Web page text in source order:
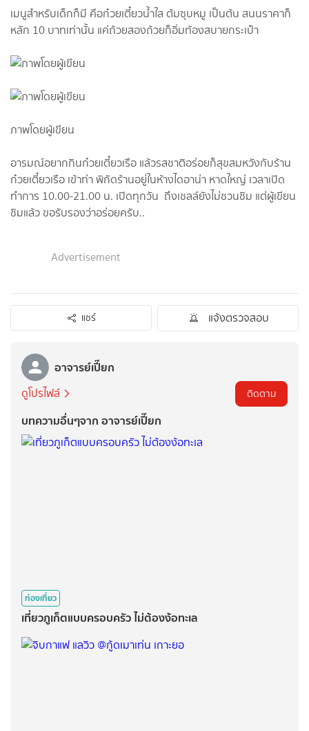
เมนูสำหรับเด็กก็มี คือก๋วยเตี๋ยวน้ำใส ต้มซุบหมู เป็นต้น สนนราคาก็
หลัก 10 บาทเท่านั้น แค่ถ้วยสองถ้วยก็อิ่มท้องสบายกระเป๋า
ภาพโดยผู้เขียน
อารมณ์อยากกินก๋วยเตี๋ยวเรือ แล้วรสชาติอร่อยก็สุขสมหวังกับร้าน
ก๋วยเตี๋ยวเรือ เข้าท่า พิกัดร้านอยู่ในห้างไดอาน่า หาดใหญ่ เวลาเปิด
ทำการ 10.00-21.00 น. เปิดทุกวัน ถึงเชลล์ยังไม่ชวนชิม แต่ผู้เขียน
ชิมแล้ว ขอรับรองว่าอร่อยครับ..
Advertisement
แชร์ แจ้งตรวจสอบ
อาจารย์เปี๊ยก
ดูโปรไฟล์ ติดตาม
บทความอื่นๆจาก อาจารย์เปี๊ยก
ท่องเที่ยว
เที่ยวภูเก็ตแบบครอบครัว ไม่ต้องง้อทะเล